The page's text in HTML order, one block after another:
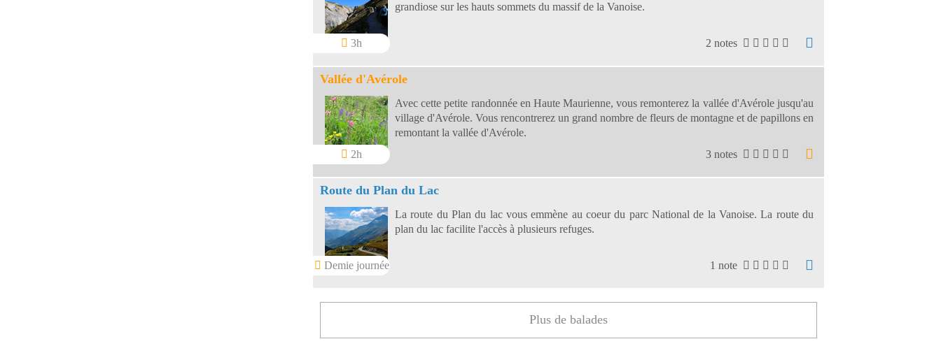
3h
grandiose sur les hauts sommets du massif de la Vanoise.
2 notes
Vallée d'Avérole
2h
Avec cette petite randonnée en Haute Maurienne, vous remonterez la vallée d'Avérole jusqu'au
village d'Avérole. Vous rencontrerez un grand nombre de fleurs de montagne et de papillons en
remontant la vallée d'Avérole.
3 notes
Route du Plan du Lac
Demie journée
La route du Plan du lac vous emmène au coeur du parc National de la Vanoise. La route du
plan du lac facilite l'accès à plusieurs refuges.
1 note
Plus de balades